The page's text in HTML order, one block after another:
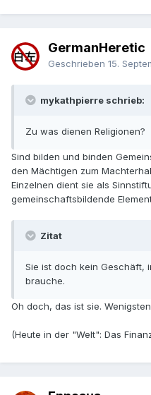
GermanHeretic
Geschrieben 15.
mykathpierre schrieb:
Zu was dienen Religionen?
Sind bilden und binden
den Mächtigen zum
Einzelnen dient sie als
gemeinschaftsbildende
Zitat
Sie ist doch kein Geschäft,
brauche.
Oh doch, das ist sie.
(Heute in der "Welt": Das